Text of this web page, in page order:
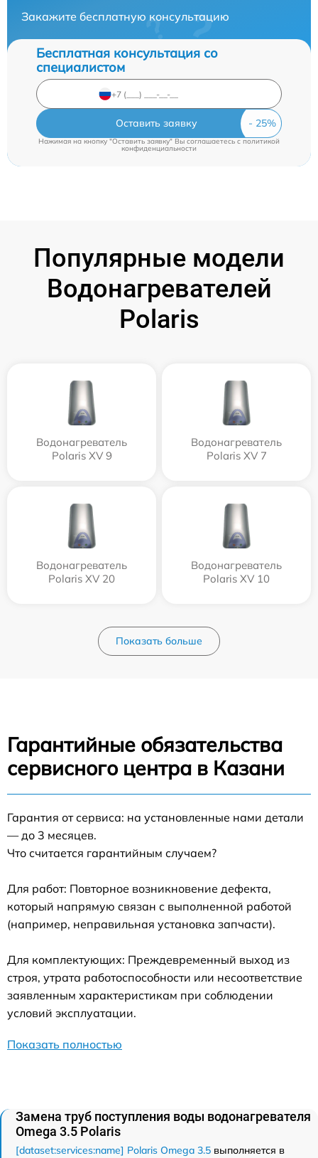
Закажите бесплатную консультацию
Бесплатная консультация со
специалистом
Оставить заявку
Нажимая на кнопку "Оставить заявку" Вы соглашаетесь cполитикой
конфиденциальности
Популярные модели
Водонагревателей
Polaris
Водонагреватель
Polaris XV 9
Водонагреватель
Polaris XV 7
Водонагреватель
Polaris XV 20
Водонагреватель
Polaris XV 10
Показать больше
Гарантийные обязательства
сервисного центра в Казани
Гарантия от сервиса: на установленные нами детали
— до 3 месяцев.
Что считается гарантийным случаем?
Для работ: Повторное возникновение дефекта,
который напрямую связан с выполненной работой
(например, неправильная установка запчасти).
Для комплектующих: Преждевременный выход из
строя, утрата работоспособности или несоответствие
заявленным характеристикам при соблюдении
условий эксплуатации.
Показать полностью
Замена труб поступления воды водонагревателя
Omega 3.5 Polaris
[dataset:services:name] Polaris Omega 3.5 выполняется в